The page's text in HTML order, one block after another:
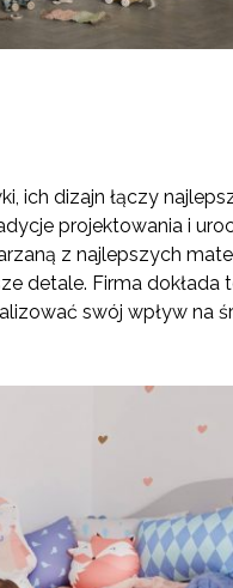
ich dizajn łączy
projektowania i
z najlepszych
detale. Firma dokłada
swój wpływ na